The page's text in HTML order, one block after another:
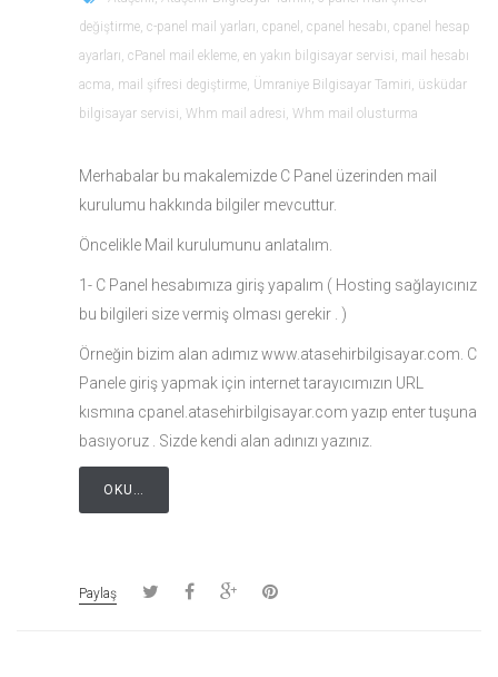
değiştirme, c-panel mail yarları, cpanel , cpanel hesabı, cpanel hesap
ayarları, cPanel mail ekleme, en yakın bilgisayar servisi, mail hesabı
acma, mail şifresi degiştirme, Ümraniye Bilgisayar Tamiri, üsküdar
bilgisayar servisi, Whm mail adresi, Whm mail olusturma
Merhabalar bu makalemizde C Panel üzerinden mail
kurulumu hakkında bilgiler mevcuttur.
Öncelikle Mail kurulumunu anlatalım.
1- C Panel hesabımıza giriş yapalım ( Hosting sağlayıcınız
bu bilgileri size vermiş olması gerekir . )
Örneğin bizim alan adımız www.atasehirbilgisayar.com. C
Panele giriş yapmak için internet tarayıcımızın URL
kısmına cpanel.atasehirbilgisayar.com yazıp enter tuşuna
basıyoruz . Sizde kendi alan adınızı yazınız.
OKU…
Paylaş